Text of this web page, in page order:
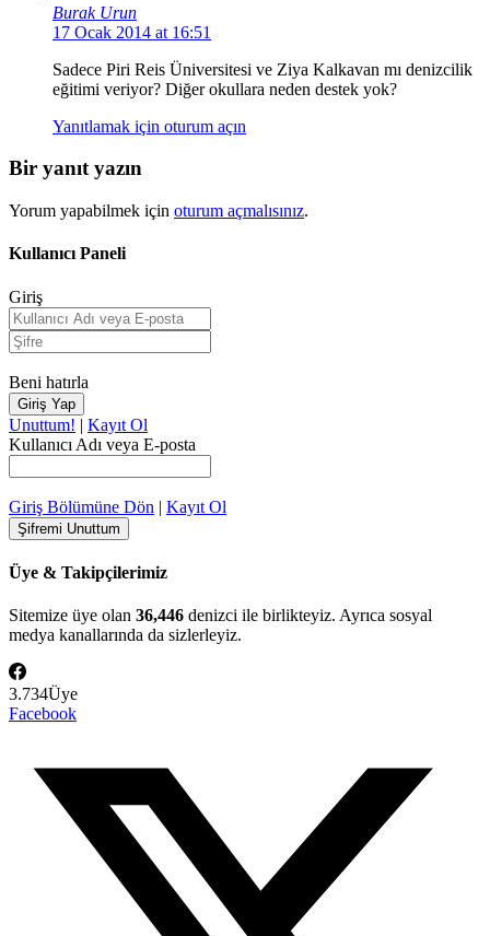
Burak Urun
17 Ocak 2014 at 16:51
Sadece Piri Reis Üniversitesi ve Ziya Kalkavan mı denizcilik
eğitimi veriyor? Diğer okullara neden destek yok?
Yanıtlamak için oturum açın
Bir yanıt yazın
Yorum yapabilmek için oturum açmalısınız.
Kullanıcı Paneli
Giriş
Beni hatırla
Unuttum! | Kayıt Ol
Kullanıcı Adı veya E-posta
Giriş Bölümüne Dön | Kayıt Ol
Üye & Takipçilerimiz
Sitemize üye olan 36,446 denizci ile birlikteyiz. Ayrıca sosyal
medya kanallarında da sizlerleyiz.
3.734Üye
Facebook